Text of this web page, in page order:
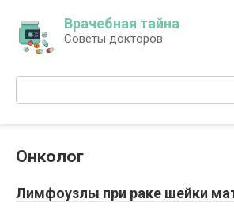
контенту
Врачебная тайна
Советы докторов
Поиск:
Онколог
Лимфоузлы при раке шейки